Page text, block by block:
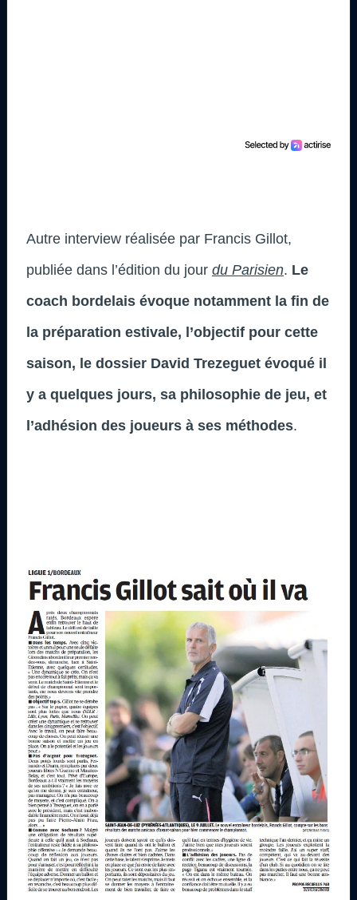
Autre interview réalisée par Francis Gillot,
publiée dans l’édition du jour du Parisien. Le
coach bordelais évoque notamment la fin de
la préparation estivale, l’objectif pour cette
saison, le dossier David Trezeguet évoqué il
y a quelques jours, sa philosophie de jeu, et
l’adhésion des joueurs à ses méthodes.